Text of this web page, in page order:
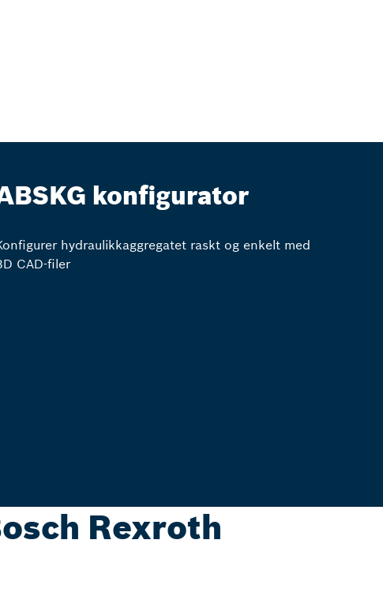
konfigurator
hydraulikkaggregatet raskt og enkelt med
CAD-filer
Rexroth